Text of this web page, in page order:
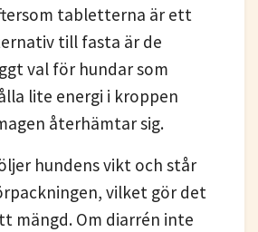
tabletterna är ett
till fasta är de
val för hundar som
lite energi i kroppen
återhämtar sig.
hundens vikt och står
vilket gör det
mängd. Om diarrén inte